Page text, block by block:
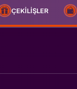
ÇEKİLİŞLER